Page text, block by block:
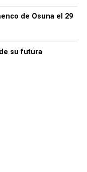
de Osuna el 29
su futura